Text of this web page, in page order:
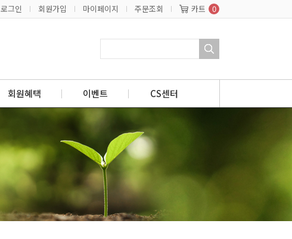
로그인 회원가입 마이페이지 주문조회 카트 0
회원혜택 이벤트 CS센터